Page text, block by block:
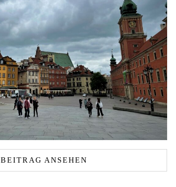
BEITRAG ANSEHEN